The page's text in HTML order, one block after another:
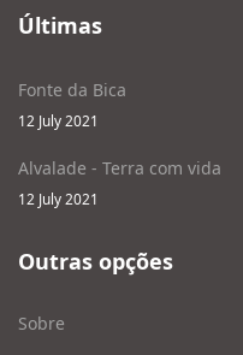
Últimas
Fonte da Bica
12 July 2021
Alvalade - Terra com vida
12 July 2021
Outras opções
Sobre